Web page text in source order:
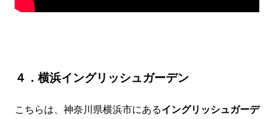
４．横浜イングリッシュガーデン
こちらは、神奈川県横浜市にあるイングリッシュガーデ